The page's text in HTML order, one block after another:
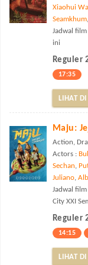
Xiaohui
Seamkhum,
Jadwal
ini
Reguler
17:35
LIHAT
Maju:
Action,
Actors :
Sechan,
Juliano,
Jadwal film
City XXI
Reguler
14:15
LIHAT